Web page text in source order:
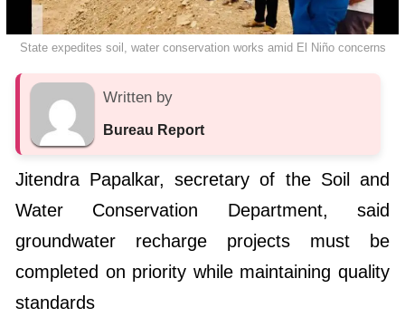
State expedites soil, water conservation works amid El Niño concerns
Written by
Bureau Report
Jitendra Papalkar, secretary of the Soil and
Water Conservation Department, said
groundwater recharge projects must be
completed on priority while maintaining quality
standards